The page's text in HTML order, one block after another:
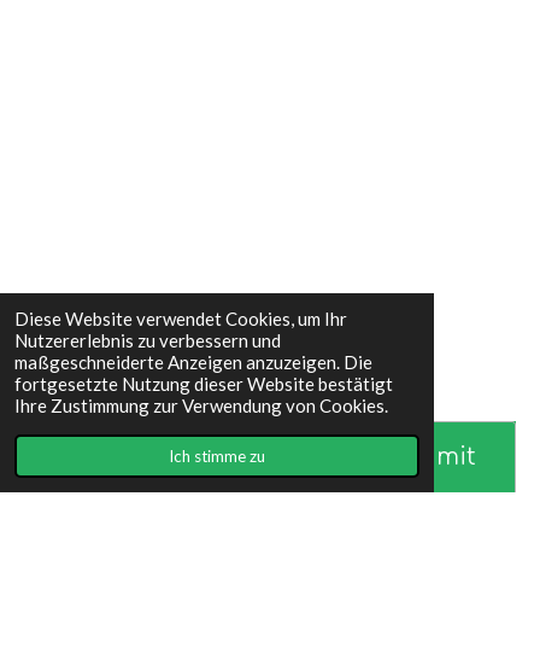
Diese Website verwendet Cookies, um Ihr
Nutzererlebnis zu verbessern und
maßgeschneiderte Anzeigen anzuzeigen. Die
fortgesetzte Nutzung dieser Website bestätigt
Ihre Zustimmung zur Verwendung von Cookies.
Ich stimme zu
Erstelle deine eigene Website mit
Webador